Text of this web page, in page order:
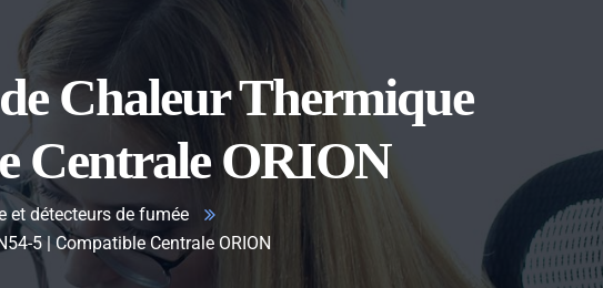
Chaleur Thermique
Centrale ORION
et détecteurs de fumée
5 | Compatible Centrale ORION